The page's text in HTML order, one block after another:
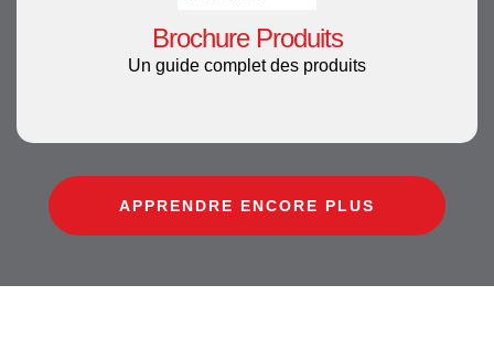
Brochure Produits
Un guide complet des produits
APPRENDRE ENCORE PLUS